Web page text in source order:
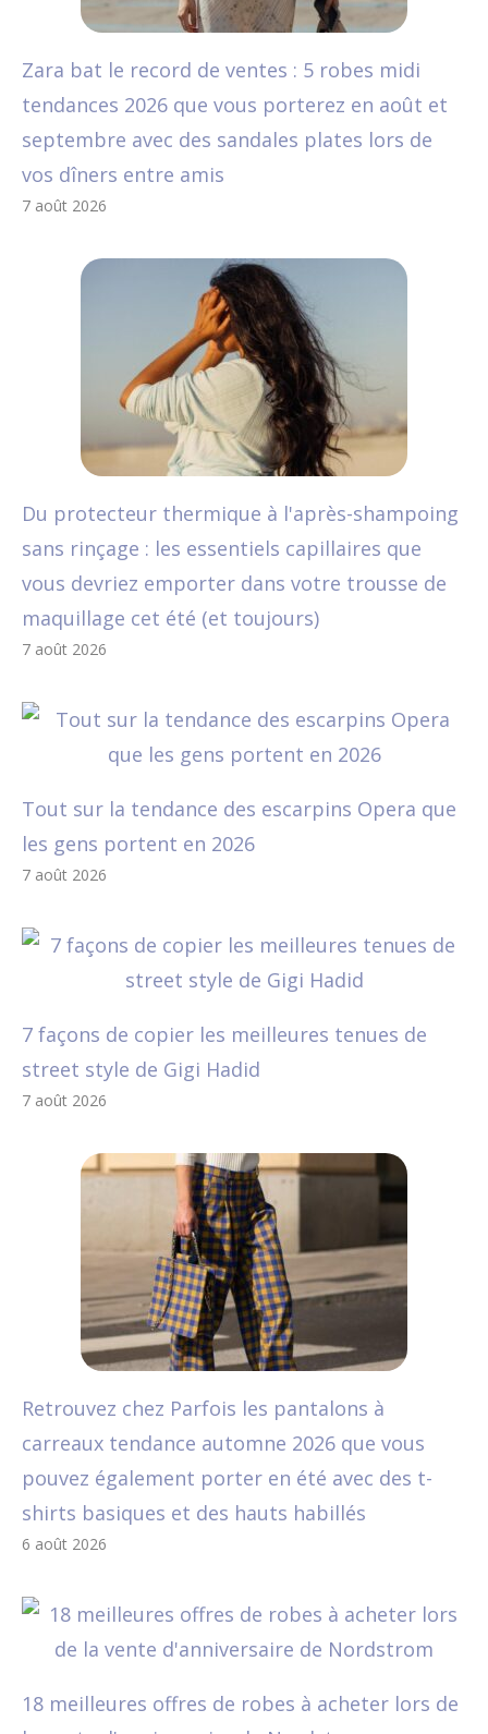
Zara bat le record de ventes : 5 robes midi
tendances 2026 que vous porterez en août et
septembre avec des sandales plates lors de
vos dîners entre amis
7 août 2026
Du protecteur thermique à l'après-shampoing
sans rinçage : les essentiels capillaires que
vous devriez emporter dans votre trousse de
maquillage cet été (et toujours)
7 août 2026
Tout sur la tendance des escarpins Opera que
les gens portent en 2026
7 août 2026
7 façons de copier les meilleures tenues de
street style de Gigi Hadid
7 août 2026
Retrouvez chez Parfois les pantalons à
carreaux tendance automne 2026 que vous
pouvez également porter en été avec des t-
shirts basiques et des hauts habillés
6 août 2026
18 meilleures offres de robes à acheter lors de